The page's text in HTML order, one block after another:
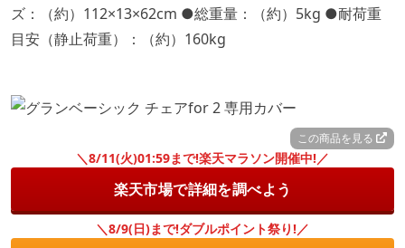
ズ：（約）112×13×62cm ●総重量：（約）5kg ●耐荷重
目安（静止荷重）：（約）160kg
この商品を見る
＼8/11(火)01:59まで!楽天マラソン開催中!／
楽天市場で詳細を調べよう
＼8/9(日)まで!ダブルポイント祭り!／